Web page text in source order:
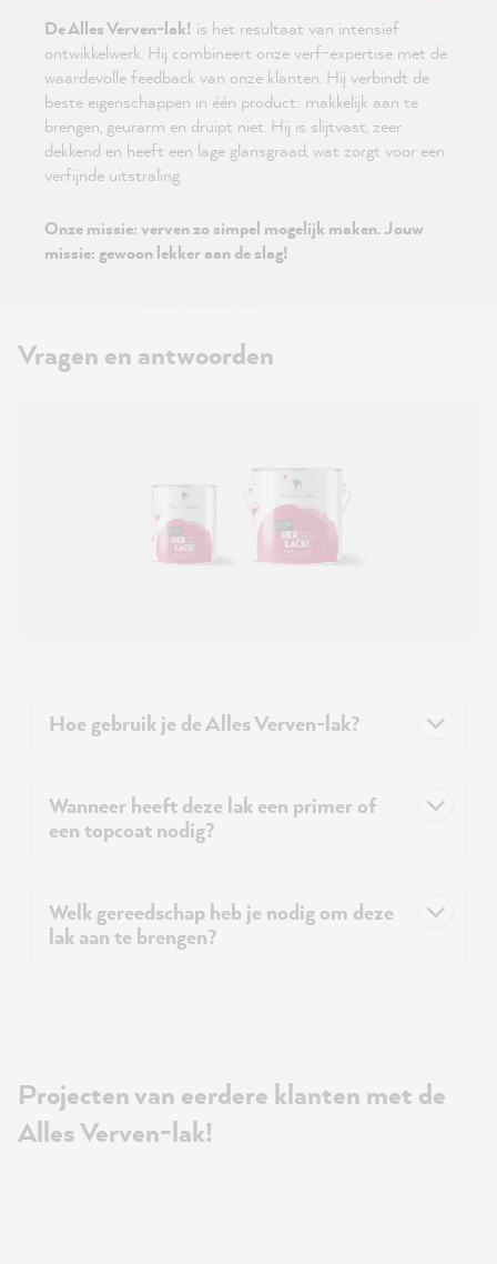
De Alles Verven-lak! is het resultaat van intensief
ontwikkelwerk. Hij combineert onze verf-expertise met de
waardevolle feedback van onze klanten. Hij verbindt de
beste eigenschappen in één product: makkelijk aan te
brengen, geurarm en druipt niet. Hij is slijtvast, zeer
dekkend en heeft een lage glansgraad, wat zorgt voor een
verfijnde uitstraling
Onze missie: verven zo simpel mogelijk maken. Jouw
missie: gewoon lekker aan de slag!
Vragen en antwoorden
Hoe gebruik je de Alles Verven-lak?
Wanneer heeft deze lak een primer of
een topcoat nodig?
Welk gereedschap heb je nodig om deze
lak aan te brengen?
Projecten van eerdere klanten met de
Alles Verven-lak!